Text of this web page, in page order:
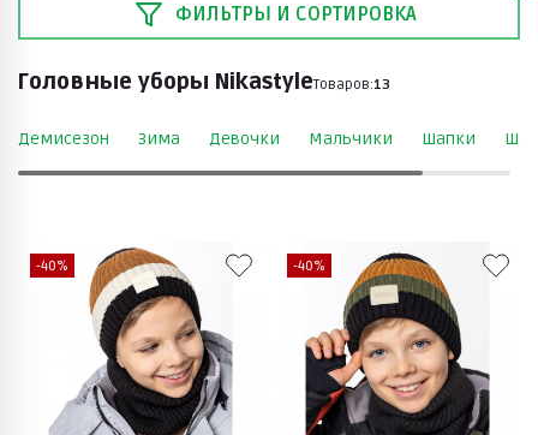
ФИЛЬТРЫ И СОРТИРОВКА
Головные уборы NikastyleТоваров:13
Демисезон Зима Девочки Мальчики Шапки
-40% -40%